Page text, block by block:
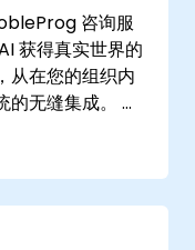
的创造力与战略
让 NobleProg
方式 我们与各种
按需解决方案架
动的指导 项目
和固定成本，
范围 人员扩充：
力，确保他们
咨询服
获得真实世界的
从在您的组织内
无缝集成。 好
推动有针对性的
务并简化工作流
的决策： 利用 AI
提高效率： 提